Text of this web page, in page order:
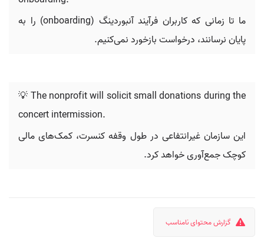
ما تا زمانی که کاربران فرآیند آنبوردینگ (onboarding) را به
پایان نرسانند، درخواست بازخورد نمی‌کنیم.
💡 The nonprofit will solicit small donations during the
concert intermission.
این سازمان غیرانتفاعی در طول وقفه کنسرت، کمک‌های مالی
کوچک جمع‌آوری خواهد کرد.
گزارش محتوای نامناسب